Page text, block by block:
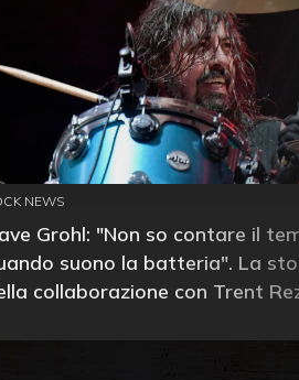
NEWS
Grohl: "Non so contare il
suono la batteria". La
collaborazione con Trent